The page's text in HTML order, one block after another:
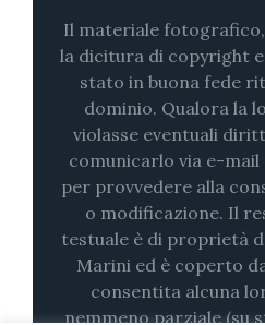
Il materiale
la dicitura di copyright
stato in buona fede
dominio. Qualora la
violasse eventuali
comunicarlo via e-mail
per provvedere alla
o modificazione. Il
testuale è di proprietà
Marini ed è coperto
consentita alcuna
nemmeno parziale (su